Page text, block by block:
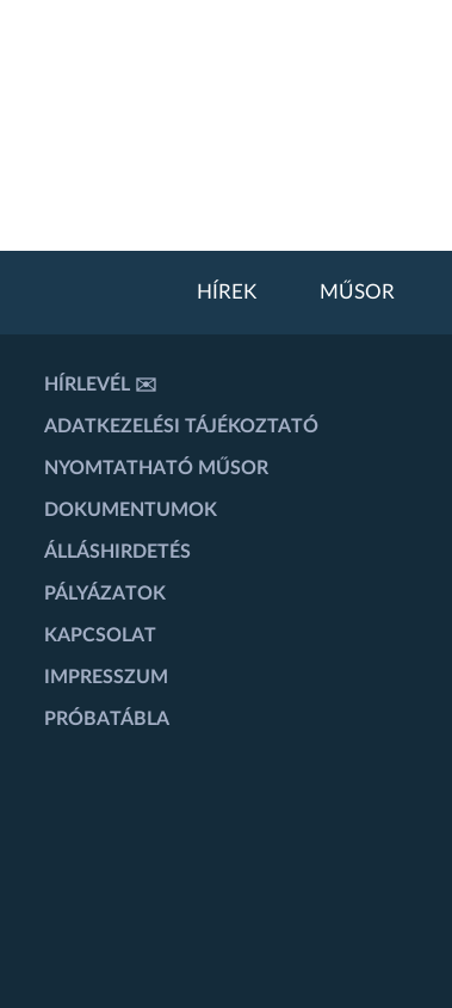
HÍREK MŰSOR
HÍRLEVÉL ✉️
ADATKEZELÉSI TÁJÉKOZTATÓ
NYOMTATHATÓ MŰSOR
DOKUMENTUMOK
ÁLLÁSHIRDETÉS
PÁLYÁZATOK
KAPCSOLAT
IMPRESSZUM
PRÓBATÁBLA